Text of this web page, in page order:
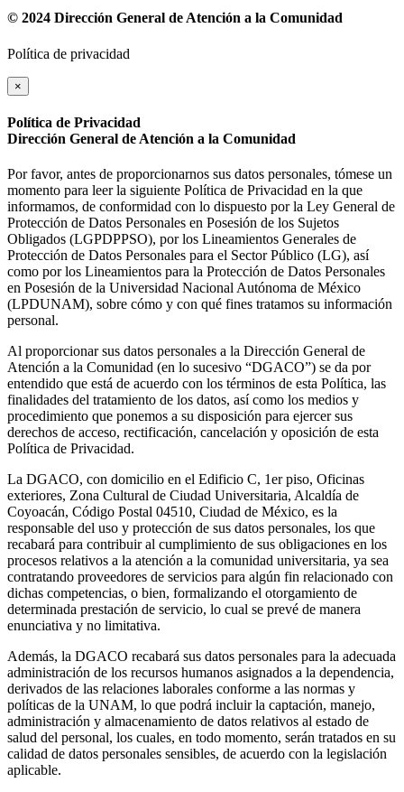
© 2024 Dirección General de Atención a la Comunidad
Política de privacidad
×
Política de Privacidad
Dirección General de Atención a la Comunidad
Por favor, antes de proporcionarnos sus datos personales, tómese un
momento para leer la siguiente Política de Privacidad en la que
informamos, de conformidad con lo dispuesto por la Ley General de
Protección de Datos Personales en Posesión de los Sujetos
Obligados (LGPDPPSO), por los Lineamientos Generales de
Protección de Datos Personales para el Sector Público (LG), así
como por los Lineamientos para la Protección de Datos Personales
en Posesión de la Universidad Nacional Autónoma de México
(LPDUNAM), sobre cómo y con qué fines tratamos su información
personal.
Al proporcionar sus datos personales a la Dirección General de
Atención a la Comunidad (en lo sucesivo “DGACO”) se da por
entendido que está de acuerdo con los términos de esta Política, las
finalidades del tratamiento de los datos, así como los medios y
procedimiento que ponemos a su disposición para ejercer sus
derechos de acceso, rectificación, cancelación y oposición de esta
Política de Privacidad.
La DGACO, con domicilio en el Edificio C, 1er piso, Oficinas
exteriores, Zona Cultural de Ciudad Universitaria, Alcaldía de
Coyoacán, Código Postal 04510, Ciudad de México, es la
responsable del uso y protección de sus datos personales, los que
recabará para contribuir al cumplimiento de sus obligaciones en los
procesos relativos a la atención a la comunidad universitaria, ya sea
contratando proveedores de servicios para algún fin relacionado con
dichas competencias, o bien, formalizando el otorgamiento de
determinada prestación de servicio, lo cual se prevé de manera
enunciativa y no limitativa.
Además, la DGACO recabará sus datos personales para la adecuada
administración de los recursos humanos asignados a la dependencia,
derivados de las relaciones laborales conforme a las normas y
políticas de la UNAM, lo que podrá incluir la captación, manejo,
administración y almacenamiento de datos relativos al estado de
salud del personal, los cuales, en todo momento, serán tratados en su
calidad de datos personales sensibles, de acuerdo con la legislación
aplicable.